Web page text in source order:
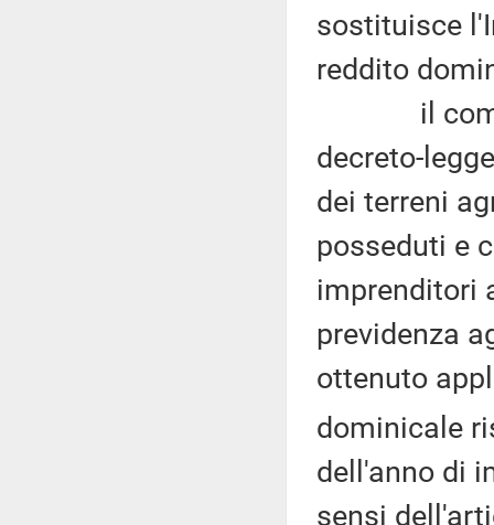
sostituisce
reddito
il comma
decreto-
dei terreni
posseduti e
imprenditori
previdenza
ottenuto
dominicale
dell'anno di
sensi